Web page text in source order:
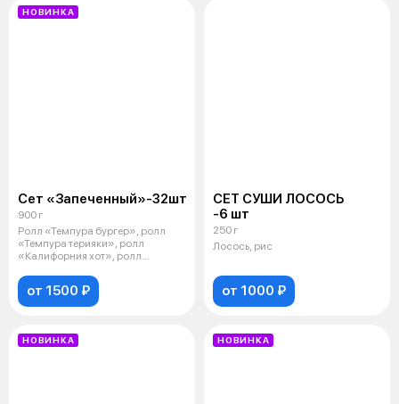
НОВИНКА
Сет «Запеченный»-32шт
900 г
Ролл «Темпура бургер», ролл
«Темпура терияки», ролл
«Калифорния хот», ролл
от 1500 ₽
СЕТ СУШИ ЛОСОСЬ
-6 шт
250 г
Лосось, рис
от 1000 ₽
НОВИНКА НОВИНКА